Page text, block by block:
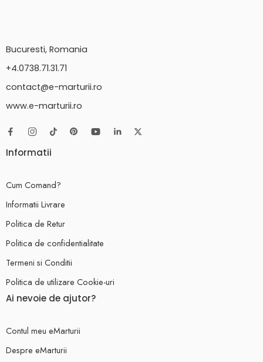
Bucuresti, Romania
+4.0738.71.31.71
contact@e-marturii.ro
www.e-marturii.ro
Informatii
Cum Comand?
Informatii Livrare
Politica de Retur
Politica de confidentialitate
Termeni si Conditii
Politica de utilizare Cookie-uri
Ai nevoie de ajutor?
Contul meu eMarturii
Despre eMarturii